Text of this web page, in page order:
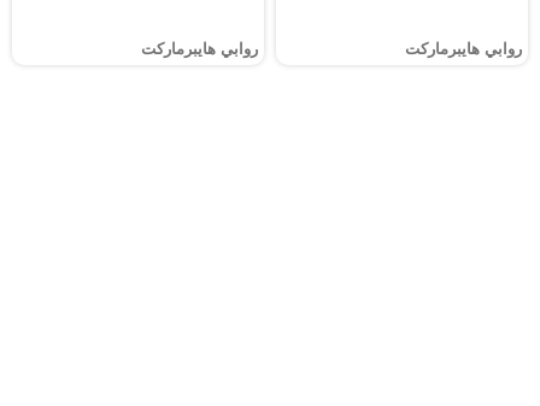
روابي هايبرماركت روابي هايبرماركت